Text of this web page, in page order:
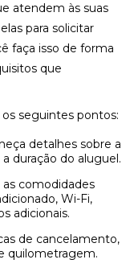
atendem às suas
para solicitar
faça isso de forma
que
seguintes pontos:
detalhes sobre a
duração do aluguel.
comodidades
Wi-Fi,
adicionais.
de cancelamento,
quilometragem.